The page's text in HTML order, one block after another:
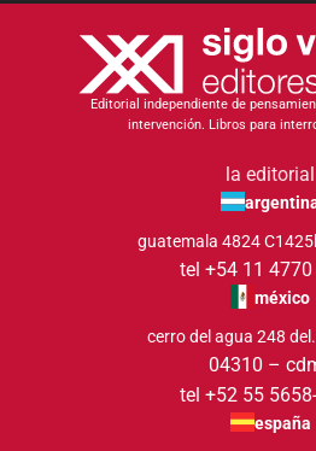
Editorial independiente de
intervención. Libros para
la editorial
guatemala 4824
tel +54 11
méxico
cerro del agua 248
04310 –
tel +52 55
españa